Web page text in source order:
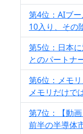
第4位：AIブ
10入り、その
第5位：日本
とのパートナ
第6位：メモ
メモリだけで
第7位：【動
前半の半導体